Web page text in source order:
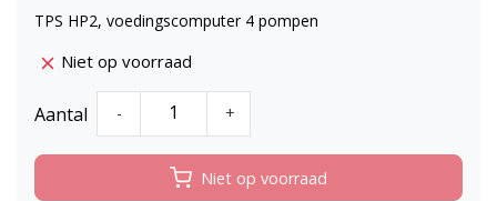
TPS HP2, voedingscomputer 4 pompen
Niet op voorraad
Aantal - +
Niet op voorraad